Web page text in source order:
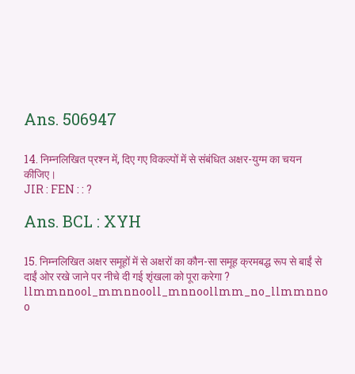
Ans. 506947
14. निम्नलिखित प्रश्न में, दिए गए विकल्पों में से संबंधित अक्षर-युग्म का चयन
कीजिए।
JIR : FEN : : ?
Ans. BCL : XYH
15. निम्नलिखित अक्षर समूहों में से अक्षरों का कौन-सा समूह क्रमबद्ध रूप से बाईं से
दाईं ओर रखे जाने पर नीचे दी गई शृंखला को पूरा करेगा ?
llmmnnool_mmnnooll_mnnoollmm_no_llmmnno
o